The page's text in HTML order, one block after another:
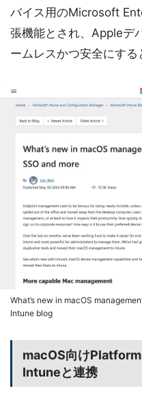
バイス用のMicrosoft
張機能とされ、Appleデ
ームレスかつ安全にする
What’s new in macOS
Intune blog
macOS向け
Intuneと連携